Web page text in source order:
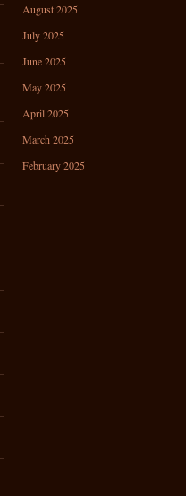
August 2025
July 2025
June 2025
May 2025
April 2025
March 2025
February 2025